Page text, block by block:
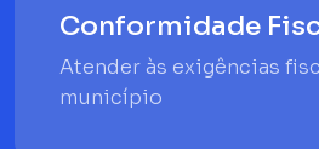
Conformidade
Atender às exigências
município